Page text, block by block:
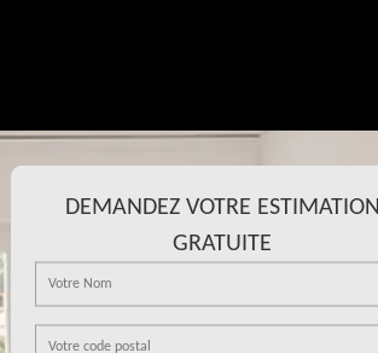
DEMANDEZ VOTRE ESTIMATION
GRATUITE